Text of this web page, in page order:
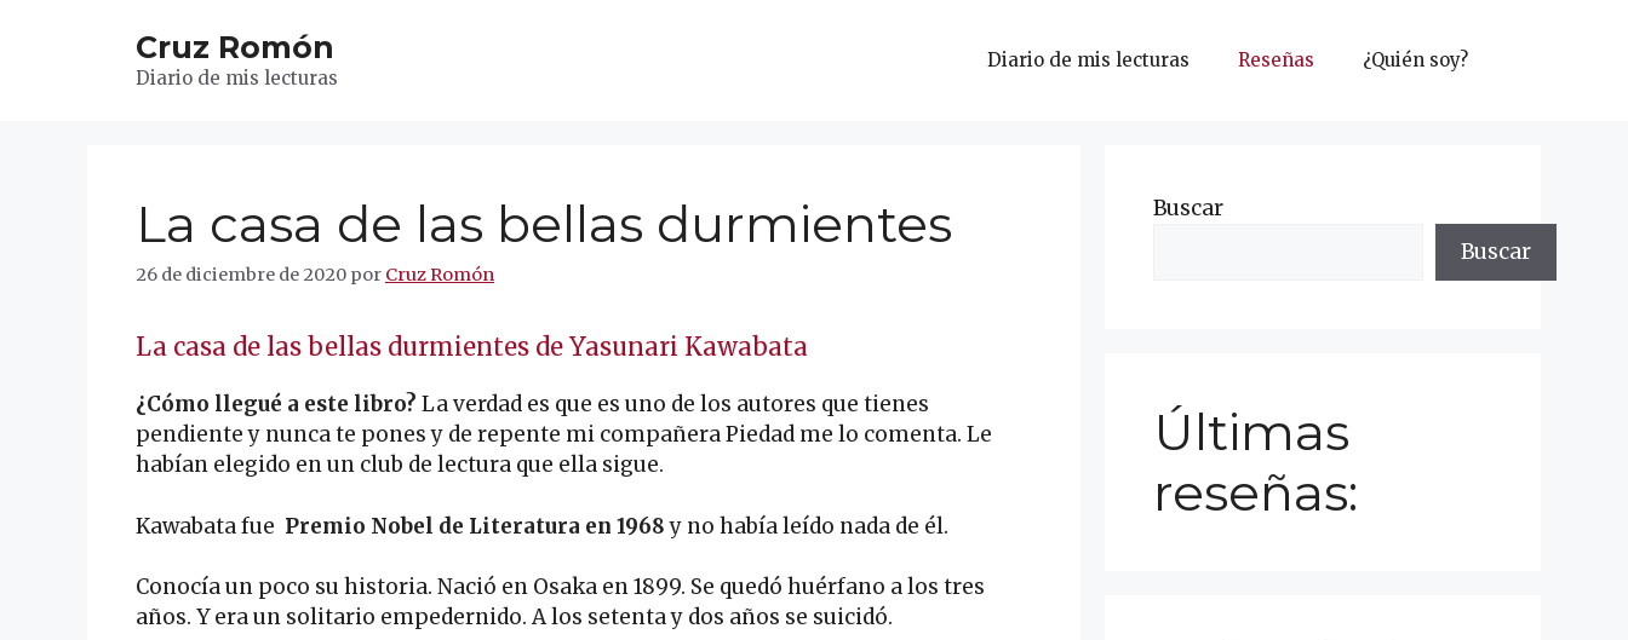
Cruz Romón
Diario de mis lecturas
Diario de mis lecturas Reseñas ¿Quién soy?
La casa de las bellas durmientes
26 de diciembre de 2020 por Cruz Romón
La casa de las bellas durmientes de Yasunari Kawabata
¿Cómo llegué a este libro? La verdad es que es uno de los autores que tienes
pendiente y nunca te pones y de repente mi compañera Piedad me lo comenta. Le
habían elegido en un club de lectura que ella sigue.
Kawabata fue Premio Nobel de Literatura en 1968y no había leído nada de él.
Conocía un poco su historia. Nació en Osaka en 1899. Se quedó huérfano a los tres
años. Y era un solitario empedernido. A los setenta y dos años se suicidó.
Buscar
Buscar
Últimas
reseñas: